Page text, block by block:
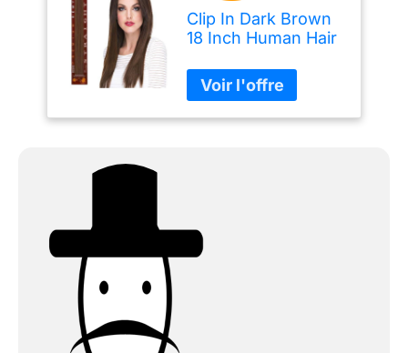
Clip In Dark Brown
18 Inch Human Hair
Euronext